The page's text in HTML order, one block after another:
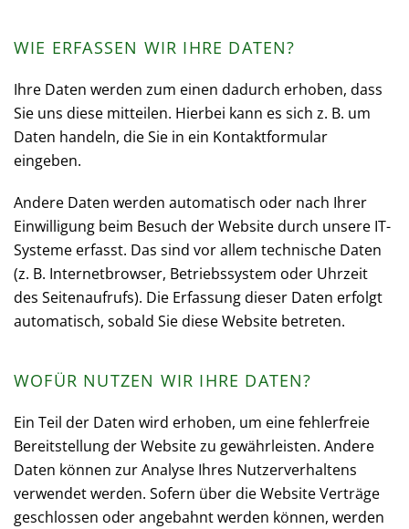
WIE ERFASSEN WIR IHRE DATEN?
Ihre Daten werden zum einen dadurch erhoben, dass
Sie uns diese mitteilen. Hierbei kann es sich z. B. um
Daten handeln, die Sie in ein Kontaktformular
eingeben.
Andere Daten werden automatisch oder nach Ihrer
Einwilligung beim Besuch der Website durch unsere IT-
Systeme erfasst. Das sind vor allem technische Daten
(z. B. Internetbrowser, Betriebssystem oder Uhrzeit
des Seitenaufrufs). Die Erfassung dieser Daten erfolgt
automatisch, sobald Sie diese Website betreten.
WOFÜR NUTZEN WIR IHRE DATEN?
Ein Teil der Daten wird erhoben, um eine fehlerfreie
Bereitstellung der Website zu gewährleisten. Andere
Daten können zur Analyse Ihres Nutzerverhaltens
verwendet werden. Sofern über die Website Verträge
geschlossen oder angebahnt werden können, werden